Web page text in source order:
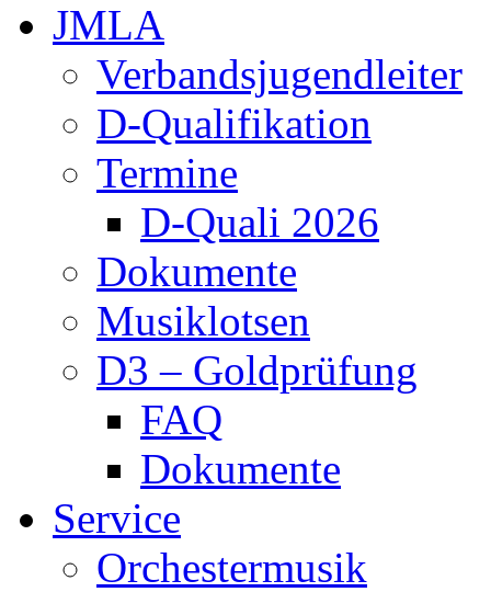
JMLA
Verbandsjugendleiter
D-Qualifikation
Termine
D-Quali 2026
Dokumente
Musiklotsen
D3 – Goldprüfung
FAQ
Dokumente
Service
Orchestermusik